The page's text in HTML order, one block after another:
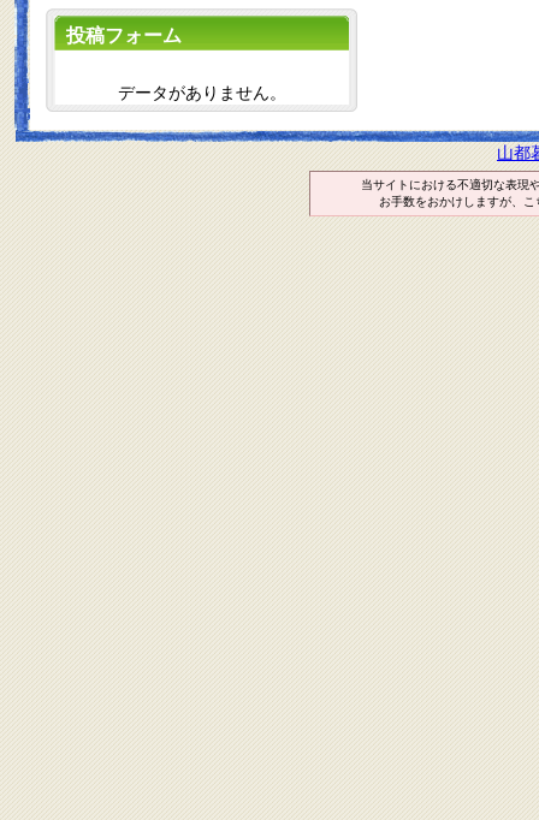
投稿フォーム
データがありません。
山都
当サイトにおける不適切な表現
お手数をおかけしますが、こ